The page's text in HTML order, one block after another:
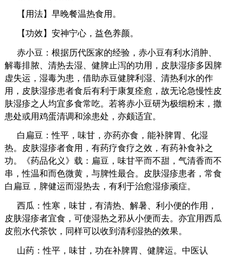
【用法】早晚餐温热食用。
【功效】安神宁心，益色养颜。
赤小豆：根据历代医家的经验，赤小豆有利水消肿、
解毒排脓、清热去湿、健脾止泻的功用，皮肤湿疹多因脾
虚失运，湿毒为患，借助赤豆健脾利湿、清热利水的作
用，皮肤湿疹患者食后有利于康复痊愈，故无论急慢性皮
肤湿疹之人均宜多食常吃。若将赤小豆研为极细粉末，撒
患处或用鸡蛋清调和涂患处，亦颇适宜。
白扁豆：性平，味甘，亦药亦食，能补脾胃、化湿
热。皮肤湿疹者食用，有药疗食疗之效，有药补食补之
功。《药品化义》载：扁豆，味甘平而不甜，气清香而不
串，性温和而色微黄，与脾性最合。皮肤湿疹患者，常食
白扁豆，脾健运而湿热去，有利于治愈湿疹顽症。
西瓜：性寒，味甘，有清热、解暑、利小便的作用，
皮肤湿疹者宜食，可使湿热之邪从小便而去。亦宜用西瓜
皮煎水代茶饮，同样可以收到清利湿热的效果。
山药：性平，味甘，功在补脾胃、健脾运。中医认